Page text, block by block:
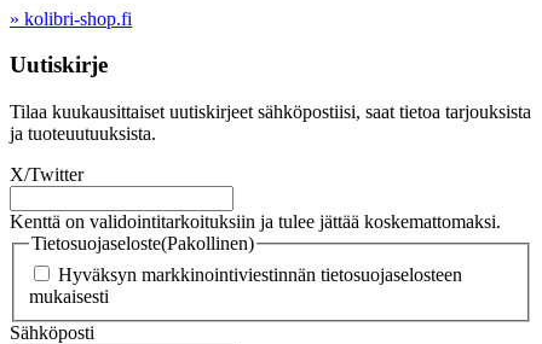
» kolibri-shop.fi
Uutiskirje
Tilaa kuukausittaiset uutiskirjeet sähköpostiisi, saat tietoa tarjouksista
ja tuoteuutuuksista.
X/Twitter
Kenttä on validointitarkoituksiin ja tulee jättää koskemattomaksi.
Tietosuojaseloste(Pakollinen)
Hyväksyn markkinointiviestinnän tietosuojaselosteen
mukaisesti
Sähköposti